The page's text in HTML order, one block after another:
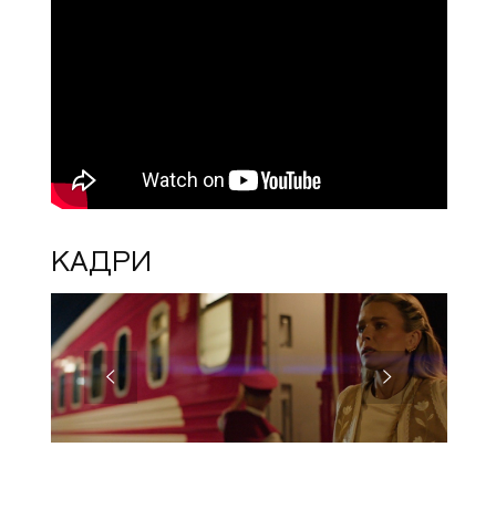
КАДРИ